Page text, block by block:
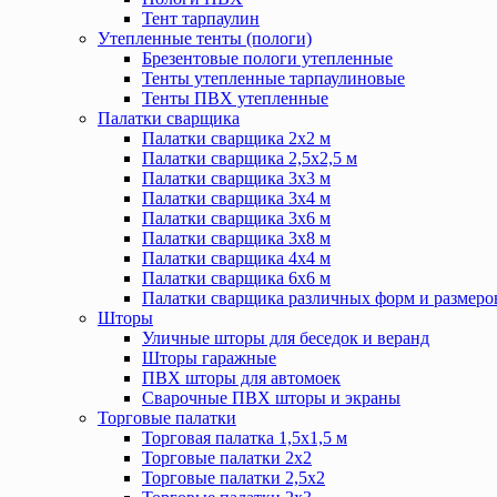
Тент тарпаулин
Утепленные тенты (пологи)
Брезентовые пологи утепленные
Тенты утепленные тарпаулиновые
Тенты ПВХ утепленные
Палатки сварщика
Палатки сварщика 2х2 м
Палатки сварщика 2,5х2,5 м
Палатки сварщика 3х3 м
Палатки сварщика 3х4 м
Палатки сварщика 3х6 м
Палатки сварщика 3х8 м
Палатки сварщика 4х4 м
Палатки сварщика 6х6 м
Палатки сварщика различных форм и
Шторы
Уличные шторы для беседок и веранд
Шторы гаражные
ПВХ шторы для автомоек
Сварочные ПВХ шторы и экраны
Торговые палатки
Торговая палатка 1,5х1,5 м
Торговые палатки 2х2
Торговые палатки 2,5х2